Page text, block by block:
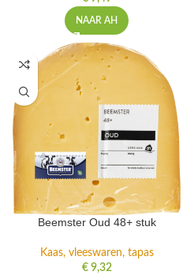
NAAR AH
Beemster Oud 48+ stuk
Kaas, vleeswaren, tapas
€9,32